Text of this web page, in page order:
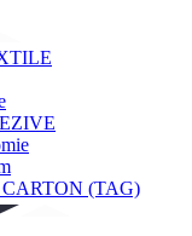
(TAG)